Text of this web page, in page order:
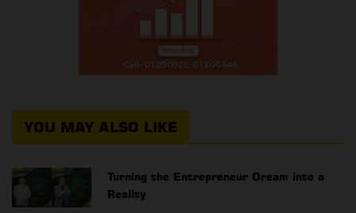
YOU MAY ALSO LIKE
Turning the Entrepreneur Dream into a
Reality